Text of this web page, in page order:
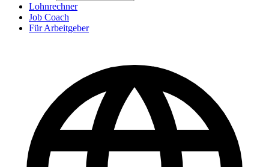
Lohnrechner
Job Coach
Für Arbeitgeber